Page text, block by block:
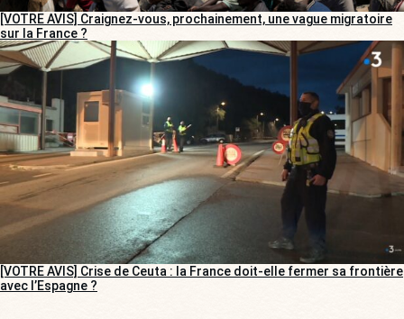
[VOTRE AVIS] Craignez-vous, prochainement, une vague migratoire
sur la France ?
[VOTRE AVIS] Crise de Ceuta : la France doit-elle fermer sa frontière
avec l’Espagne ?